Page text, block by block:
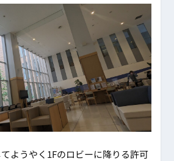
ようやく1Fのロビーに降りる許可